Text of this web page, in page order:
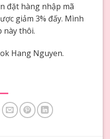
đặt hàng nhập mã
giảm 3% đấy. Mình
này thôi.
Hang Nguyen.